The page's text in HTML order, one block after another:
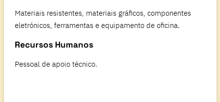
Materiais resistentes, materiais gráficos, componentes
eletrónicos, ferramentas e equipamento de oficina.
Recursos Humanos
Pessoal de apoio técnico.